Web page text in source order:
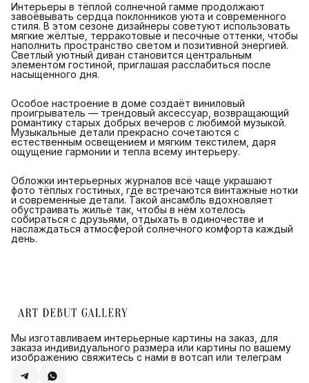
Интерьеры в тёплой солнечной гамме продолжают
завоёвывать сердца поклонников уюта и современного
стиля. В этом сезоне дизайнеры советуют использовать
мягкие жёлтые, терракотовые и песочные оттенки, чтобы
наполнить пространство светом и позитивной энергией.
Светлый уютный диван становится центральным
элементом гостиной, приглашая расслабиться после
насыщенного дня.
Особое настроение в доме создаёт виниловый
проигрыватель — трендовый аксессуар, возвращающий
романтику старых добрых вечеров с любимой музыкой.
Музыкальные детали прекрасно сочетаются с
естественным освещением и мягким текстилем, даря
ощущение гармонии и тепла всему интерьеру.
Обложки интерьерных журналов всё чаще украшают
фото тёплых гостиных, где встречаются винтажные нотки
и современные детали. Такой ансамбль вдохновляет
обустраивать жильё так, чтобы в нём хотелось
собираться с друзьями, отдыхать в одиночестве и
наслаждаться атмосферой солнечного комфорта каждый
день.
Мы изготавливаем интерьерные картины на заказ, для
заказа индивидуального размера или картины по вашему
изображению свяжитесь с нами в вотсап или телеграм